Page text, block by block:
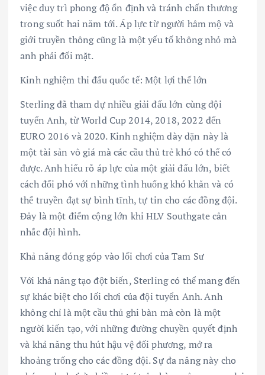
việc duy trì phong độ ổn định và tránh chấn thương
trong suốt hai năm tới. Áp lực từ người hâm mộ và
giới truyền thông cũng là một yếu tố không nhỏ mà
anh phải đối mặt.
Kinh nghiệm thi đấu quốc tế: Một lợi thế lớn
Sterling đã tham dự nhiều giải đấu lớn cùng đội
tuyển Anh, từ World Cup 2014, 2018, 2022 đến
EURO 2016 và 2020. Kinh nghiệm dày dặn này là
một tài sản vô giá mà các cầu thủ trẻ khó có thể có
được. Anh hiểu rõ áp lực của một giải đấu lớn, biết
cách đối phó với những tình huống khó khăn và có
thể truyền đạt sự bình tĩnh, tự tin cho các đồng đội.
Đây là một điểm cộng lớn khi HLV Southgate cân
nhắc đội hình.
Khả năng đóng góp vào lối chơi của Tam Sư
Với khả năng tạo đột biến, Sterling có thể mang đến
sự khác biệt cho lối chơi của đội tuyển Anh. Anh
không chỉ là một cầu thủ ghi bàn mà còn là một
người kiến tạo, với những đường chuyền quyết định
và khả năng thu hút hậu vệ đối phương, mở ra
khoảng trống cho các đồng đội. Sự đa năng này cho